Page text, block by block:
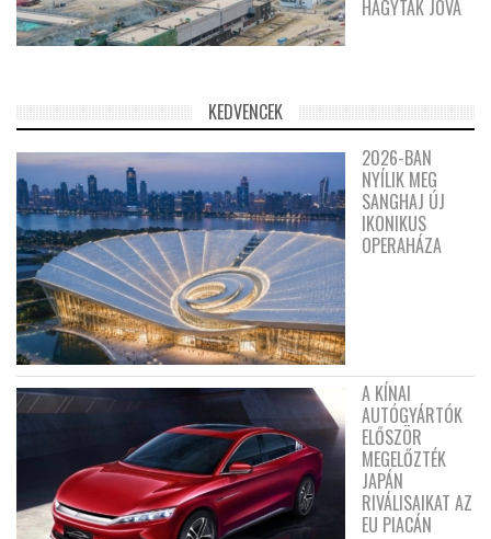
HAGYTÁK JÓVÁ
KEDVENCEK
2026-BAN
NYÍLIK MEG
SANGHAJ ÚJ
IKONIKUS
OPERAHÁZA
A KÍNAI
AUTÓGYÁRTÓK
ELŐSZÖR
MEGELŐZTÉK
JAPÁN
RIVÁLISAIKAT AZ
EU PIACÁN